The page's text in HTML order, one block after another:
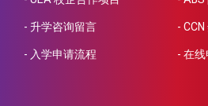
升学咨询留言
入学申请流程 在线